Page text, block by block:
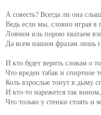
А совесть? Всегда ли она
Ведь если мы, словно играя в
Ловчим иль порою хватаем
Да всем нашим фразам лишь
И кто будет верить словам о
Что вреден табак и спиртное
Коль взрослые тонут в дыму
И кто-то нарежется так вином,
Что только у стенки стоять и